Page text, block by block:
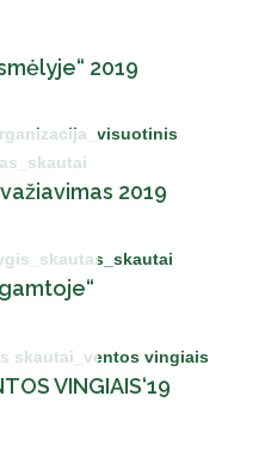
2019
2019
VINGIAIS‘19